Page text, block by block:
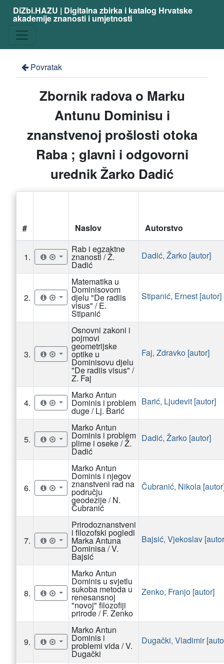
DiZbi.HAZU | Digitalna zbirka i katalog Hrvatske
akademije znanosti i umjetnosti
Povratak
Zbornik radova o Marku
Antunu Dominisu i
znanstvenoj prošlosti otoka
Raba ; glavni i odgovorni
urednik Žarko Dadić
# Naslov Autorstvo
1.
Rab i egzaktne
znanosti / Ž.
Dadić
Dadić, Žarko [autor]
2.
Matematika u
Dominisovom
djelu "De radiis
visus" / E.
Stipanić
Stipanić, Ernest [autor]
3.
Osnovni zakoni i
pojmovi
geometrijske
optike u
Dominisovu djelu
"De radiis visus" /
Z. Faj
Faj, Zdravko [autor]
4.
Marko Antun
Dominis i problem
duge / Lj. Barić
Barić, Ljudevit [autor]
5.
Marko Antun
Dominis i problem
plime i oseke / Ž.
Dadić
Dadić, Žarko [autor]
6.
Marko Antun
Dominis i njegov
znanstveni rad na
području
geodezije / N.
Čubranić
Čubranić, Nikola
7.
Prirodoznanstveni
i filozofski pogledi
Marka Antuna
Dominisa / V.
Bajsić
Bajsić, Vjekoslav
8.
Marko Antun
Dominis u svjetlu
sukoba metoda u
renesansnoj
"novoj" filozofiji
prirode / F. Zenko
Zenko, Franjo [autor]
9.
Marko Antun
Dominis i
problemi vida / V.
Dugački
Dugački, Vladimir